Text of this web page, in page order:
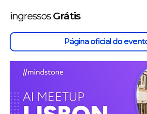
ingressos Grátis
Página oficial do